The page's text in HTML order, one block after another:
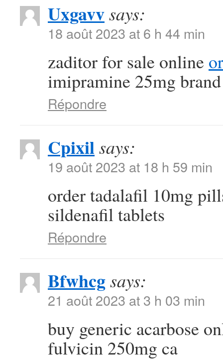
Uxgavvsays:
18 août 2023 at 6 h 44 min
zaditor for sale online
imipramine 25mg brand
Répondre
Cpixilsays:
19 août 2023 at 18 h 59 min
order tadalafil 10mg
sildenafil tablets
Répondre
Bfwhcgsays:
21 août 2023 at 3 h 03 min
buy generic acarbose
fulvicin 250mg ca